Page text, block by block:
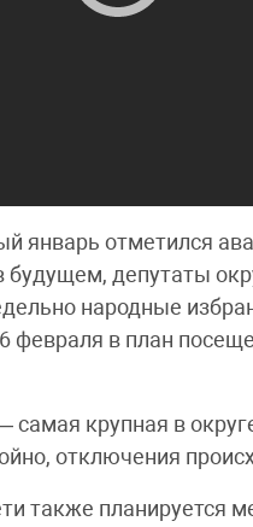
январь отметился
будущем, депутаты
народные
февраля в план
самая крупная в
отключения
также планируется